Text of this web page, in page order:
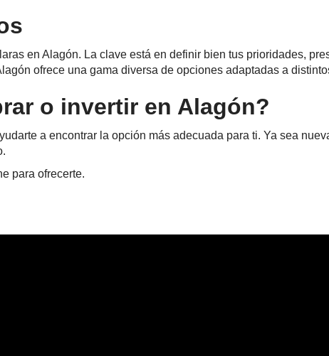
en Alagón. La clave está en definir bien tus prioridades,
ofrece una gama diversa de opciones adaptadas a
o invertir en Alagón?
a encontrar la opción más adecuada para ti. Ya sea
para ofrecerte.